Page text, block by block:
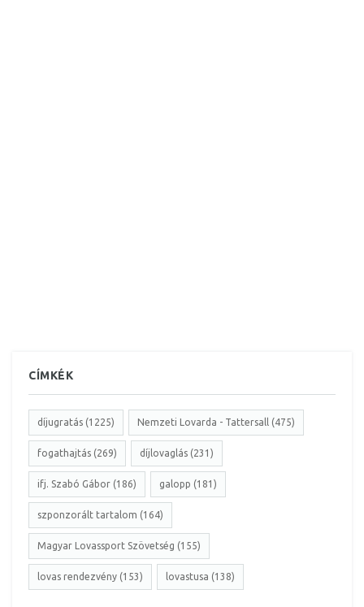
CÍMKÉK
díjugratás (1225) Nemzeti Lovarda - Tattersall (475)
fogathajtás (269) díjlovaglás (231)
ifj. Szabó Gábor (186) galopp (181)
szponzorált tartalom (164)
Magyar Lovassport Szövetség (155)
lovas rendezvény (153) lovastusa (138)